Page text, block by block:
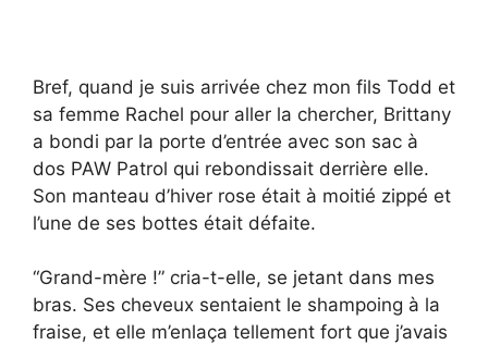
Bref, quand je suis arrivée chez mon fils Todd et
sa femme Rachel pour aller la chercher, Brittany
a bondi par la porte d’entrée avec son sac à
dos PAW Patrol qui rebondissait derrière elle.
Son manteau d’hiver rose était à moitié zippé et
l’une de ses bottes était défaite.
“Grand-mère !” cria-t-elle, se jetant dans mes
bras. Ses cheveux sentaient le shampoing à la
fraise, et elle m’enlaça tellement fort que j’avais